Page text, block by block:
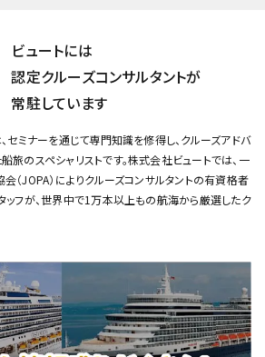
ビュートには
認定クルーズコンサルタントが
常駐しています
セミナーを通じて専門知識を修得し、クルーズアドバ
のスペシャリストです。株式会社ビュートでは、一
（JOPA）によりクルーズコンサルタントの有資格者
フが、世界中で1万本以上もの航海から厳選したク